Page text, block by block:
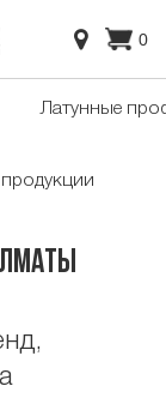
0
Латунные